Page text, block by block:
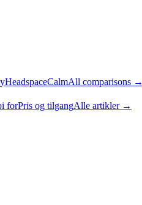
HeadspaceCalmAll comparisons →
forPris og tilgangAlle artikler →